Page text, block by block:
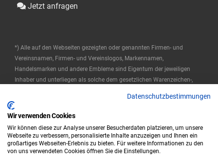
Jetzt anfragen
*) Alle auf den Webseiten gezeigten oder genannten Firmen- und
Vereinsnamen, Firmen- und Vereinslogos, Markennamen,
Handelsmarken und andere Embleme sind Eigentum der jeweiligen
Inhaber und unterliegen als solche dem gesetzlichen Warenzeichen-,
stellen keine Zugehörigkeit durch die Markeninhaber dar.
© 2025 ETRON Softwareentwicklungs- und Vertriebs GmbH
Impressum | Datenschutz | AGB
Datenschutzbestimmungen
Wir verwenden Cookies
Wir können diese zur Analyse unserer Besucherdaten platzieren, um unsere
Webseite zu verbessern, personalisierte Inhalte anzuzeigen und Ihnen ein
großartiges Webseiten-Erlebnis zu bieten. Für weitere Informationen zu den
von uns verwendeten Cookies öffnen Sie die Einstellungen.